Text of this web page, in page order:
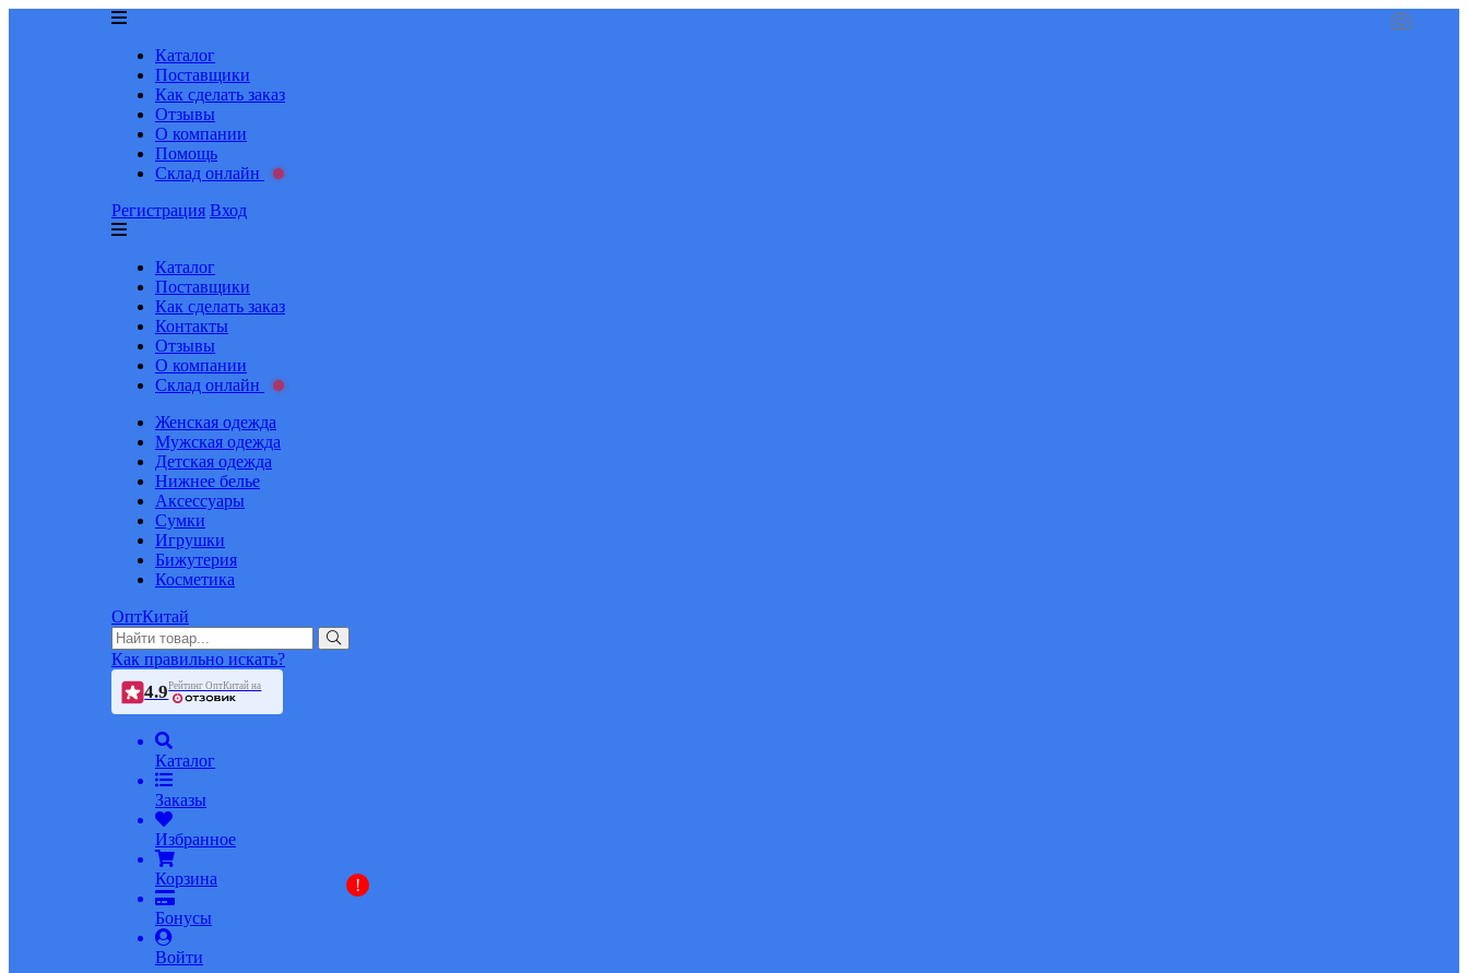
Каталог
Поставщики
Как сделать заказ
Отзывы
О компании
Помощь
Склад онлайн
Регистрация Вход
Каталог
Поставщики
Как сделать заказ
Контакты
Отзывы
О компании
Склад онлайн
Женская одежда
Мужская одежда
Детская одежда
Нижнее белье
Аксессуары
Сумки
Игрушки
Бижутерия
Косметика
ОптКитай
Как правильно искать?
4.9Рейтинг ОптКитай на
Каталог
Заказы
Избранное
Корзина
Бонусы
!
Войти